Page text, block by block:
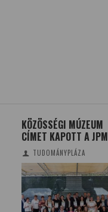
KÖZÖSSÉGI MÚZEUM
CÍMET KAPOTT A JPM
TUDOMÁNYPLÁZA